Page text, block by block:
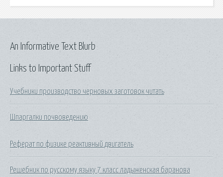
Links to Important Stuff
Учебники производство черновых заготовок читать
Шпаргалки почвоведению
Реферат по физике реактивный двигатель
Решебник по русскому языку 7 класс ладыженская баранова
An Informative Text Blurb